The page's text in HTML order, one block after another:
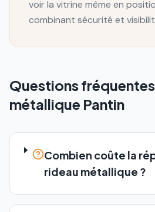
voir la vitrine même en
combinant sécurité et
Questions
métallique Pantin
Combien coûte la
rideau métallique ?